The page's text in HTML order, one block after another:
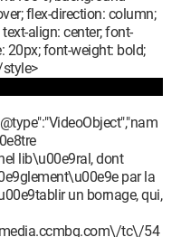
flex-direction: column;
align: center; font-
20px; font-weight: bold;
lib\u00e9ral, dont
par la
un bornage, qui,
tc\/54